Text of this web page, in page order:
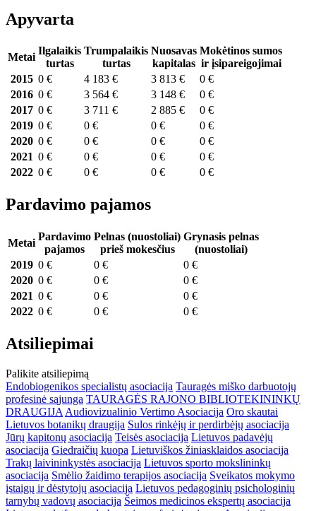
Apyvarta
Metai
Ilgalaikis
turtas
Trumpalaikis
turtas
Nuosavas
kapitalas
Mokėtinos sumos
ir įsipareigojimai
2015 0 € 4 183 € 3 813 €
0 €
2016 0 € 3 564 € 3 148 €
0 €
2017 0 € 3 711 € 2 885 €
0 €
2019 0 € 0 € 0 €
0 €
2020 0 € 0 € 0 €
0 €
2021 0 € 0 € 0 €
0 €
2022 0 € 0 € 0 € 0 €
Pardavimo pajamos
Metai
Pardavimo
pajamos
Pelnas (nuostoliai)
prieš mokesčius
Grynasis pelnas
(nuostoliai)
2019 0 € 0 €
0 €
2020 0 € 0 €
0 €
2021 0 € 0 €
0 €
2022 0 € 0 € 0 €
Atsiliepimai
Palikite atsiliepimą
Endobiogenikos specialistų asociacija Tauragės miško darbuotojų
profesinė sąjunga TAURAGĖS RAJONO BIBLIOTEKININKŲ
DRAUGIJA Audiovizualinio Vertimo Asociacija Oro skautai
Lietuvos botanikų draugija Sulos rinkėjų ir perdirbėjų asociacija
Jūrų kapitonų asociacija Teisės asociacija Lietuvos padavėjų
asociacija Giedraičių kuopa Lietuviškos žiniasklaidos asociacija
Trakų laivininkystės asociacija Lietuvos sporto mokslininkų
asociacija Smėlio žaidimo terapijos asociacija Sveikatos mokymo
įstaigų ir dėstytojų asociacija Lietuvos pedagoginių psichologinių
tarnybų vadovų asociacija Šeimos medicinos ekspertų asociacija